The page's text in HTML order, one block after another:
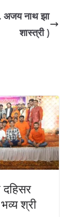
नाथ झा
शास्त्री )
श्री